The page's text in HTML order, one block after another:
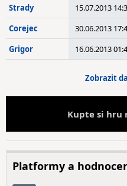
Strady 15.07.2013
Corejec 30.06.2013
Grigor 16.06.2013
Zobrazit
Kupte si hru
Platformy a